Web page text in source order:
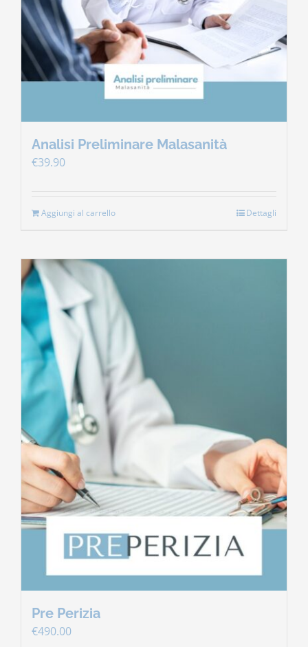
Contatti
Carrello
Analisi Preliminare Malasanità
€39.90
Aggiungi al carrello Dettagli
Pre Perizia
€490.00